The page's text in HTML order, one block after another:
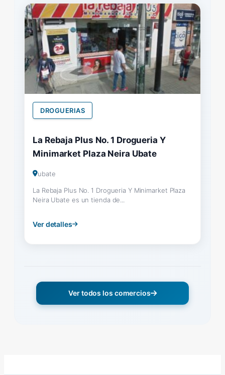
DROGUERIAS
La Rebaja Plus No. 1 Drogueria Y
Minimarket Plaza Neira Ubate
ubate
La Rebaja Plus No. 1 Drogueria Y Minimarket Plaza
Neira Ubate es un tienda de...
Ver detalles
Ver todos los comercios